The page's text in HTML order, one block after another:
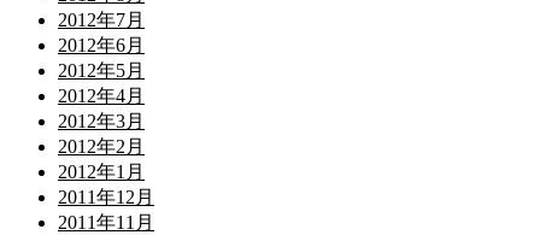
2012年7月
2012年6月
2012年5月
2012年4月
2012年3月
2012年2月
2012年1月
2011年12月
2011年11月